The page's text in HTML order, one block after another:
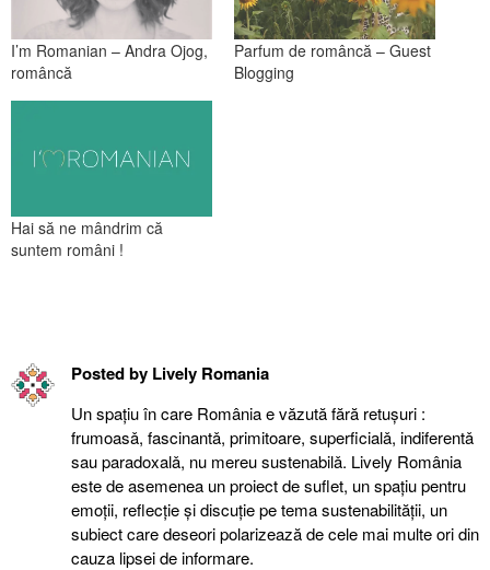
I’m Romanian – Andra Ojog,
româncă
Parfum de româncă – Guest
Blogging
Hai să ne mândrim că
suntem români !
Posted by Lively Romania
Un spațiu în care România e văzută fără retuşuri :
frumoasǎ, fascinantǎ, primitoare, superficialǎ, indiferentǎ
sau paradoxalǎ, nu mereu sustenabilǎ. Lively România
este de asemenea un proiect de suflet, un spațiu pentru
emoții, reflecție şi discuție pe tema sustenabilității, un
subiect care deseori polarizează de cele mai multe ori din
cauza lipsei de informare.